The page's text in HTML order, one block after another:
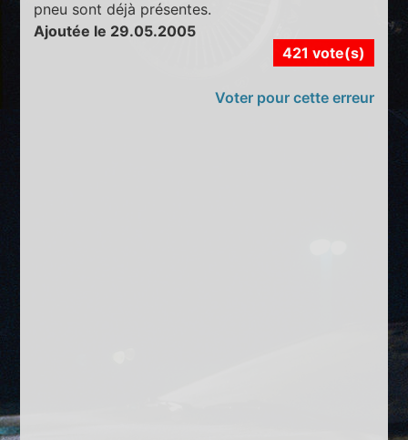
pneu sont déjà présentes.
Ajoutée le 29.05.2005
421 vote(s)
Voter pour cette erreur